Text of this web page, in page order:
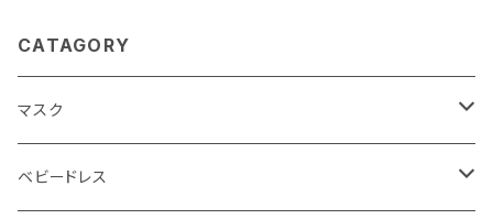
CATAGORY
マスク
シルク
ベビードレス